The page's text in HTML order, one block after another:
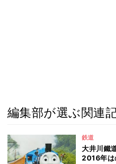
編集部が選ぶ関連
鉄道
大井川鐵
2016年は